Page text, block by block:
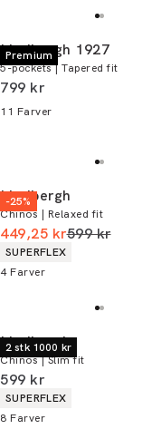
Premium
Lindbergh 1927
5-pockets | Tapered fit
I alt (inkl. rabat)
799 kr
11 Farver
-25%
Lindbergh
Chinos | Relaxed fit
449,25 krI alt (uden
599 kr
Produkt egenskaber
SUPERFLEX
4 Farver
2 stk 1000 kr
Lindbergh
Chinos | Slim fit
I alt (inkl. rabat)
599 kr
Produkt egenskaber
SUPERFLEX
8 Farver